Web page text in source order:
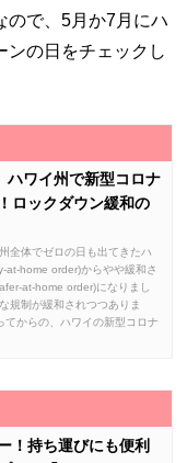
ので、5月か7月にハ
ンの日をチェックし
ハワイ州で新型コロナ
ロックダウン緩和の
全体でゼロの日も出てきたハ
order)からやや緩和さ
order)になりまし
規制が緩和されつつありま
てからの、ハワイの新型コロナ
！持ち運びにも便利